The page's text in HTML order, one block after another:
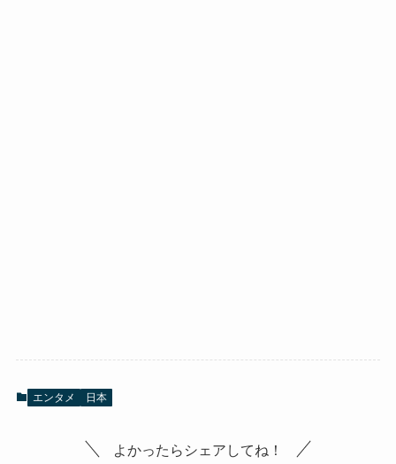
エンタメ 日本
よかったらシェアしてね！